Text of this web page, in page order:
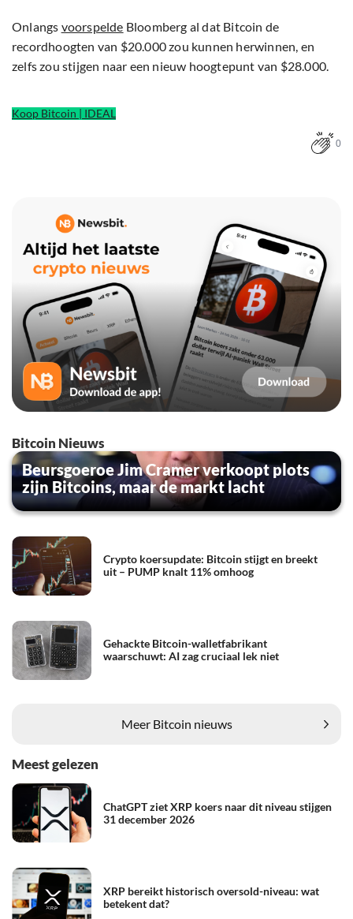
Onlangs voorspelde Bloomberg al dat Bitcoin de
recordhoogten van $20.000 zou kunnen herwinnen, en
zelfs zou stijgen naar een nieuw hoogtepunt van $28.000.
Koop Bitcoin | IDEAL
0
Bitcoin Nieuws
Beursgoeroe Jim Cramer verkoopt plots
zijn Bitcoins, maar de markt lacht
Crypto koersupdate: Bitcoin stijgt en breekt
uit – PUMP knalt 11% omhoog
Gehackte Bitcoin-walletfabrikant
waarschuwt: AI zag cruciaal lek niet
Meer Bitcoin nieuws
Meest gelezen
ChatGPT ziet XRP koers naar dit niveau stijgen
31 december 2026
XRP bereikt historisch oversold-niveau: wat
betekent dat?